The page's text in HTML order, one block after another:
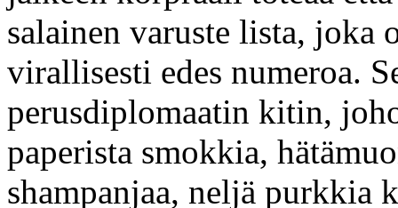
salainen varuste lista, joka
virallisesti edes numeroa.
perusdiplomaatin kitin,
paperista smokkia,
shampanjaa, neljä purkkia